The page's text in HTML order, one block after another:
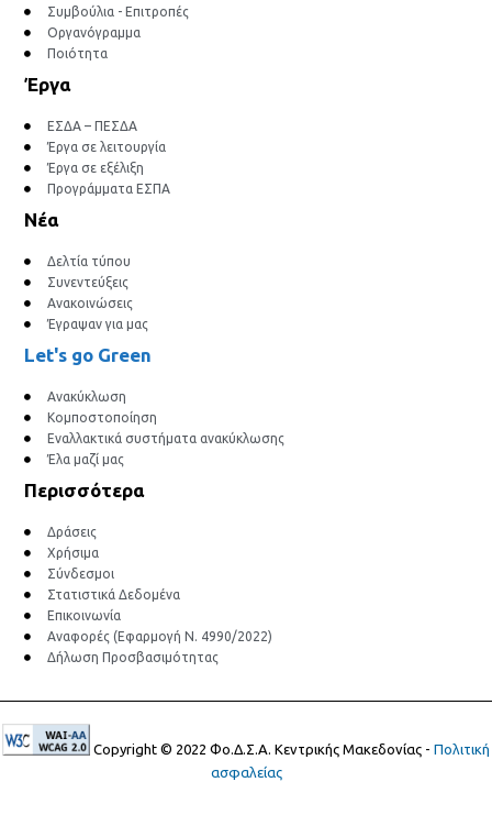
Συμβούλια - Επιτροπές
Οργανόγραμμα
Ποιότητα
Έργα
ΕΣΔΑ – ΠΕΣΔΑ
Έργα σε λειτουργία
Έργα σε εξέλιξη
Προγράμματα ΕΣΠΑ
Νέα
Δελτία τύπου
Συνεντεύξεις
Ανακοινώσεις
Έγραψαν για μας
Let's go Green
Ανακύκλωση
Κομποστοποίηση
Εναλλακτικά συστήματα ανακύκλωσης
Έλα μαζί μας
Περισσότερα
Δράσεις
Χρήσιμα
Σύνδεσμοι
Στατιστικά Δεδομένα
Επικοινωνία
Αναφορές (Εφαρμογή Ν. 4990/2022)
Δήλωση Προσβασιμότητας
Copyright © 2022 Φο.Δ.Σ.Α. Κεντρικής Μακεδονίας - Πολιτική
ασφαλείας